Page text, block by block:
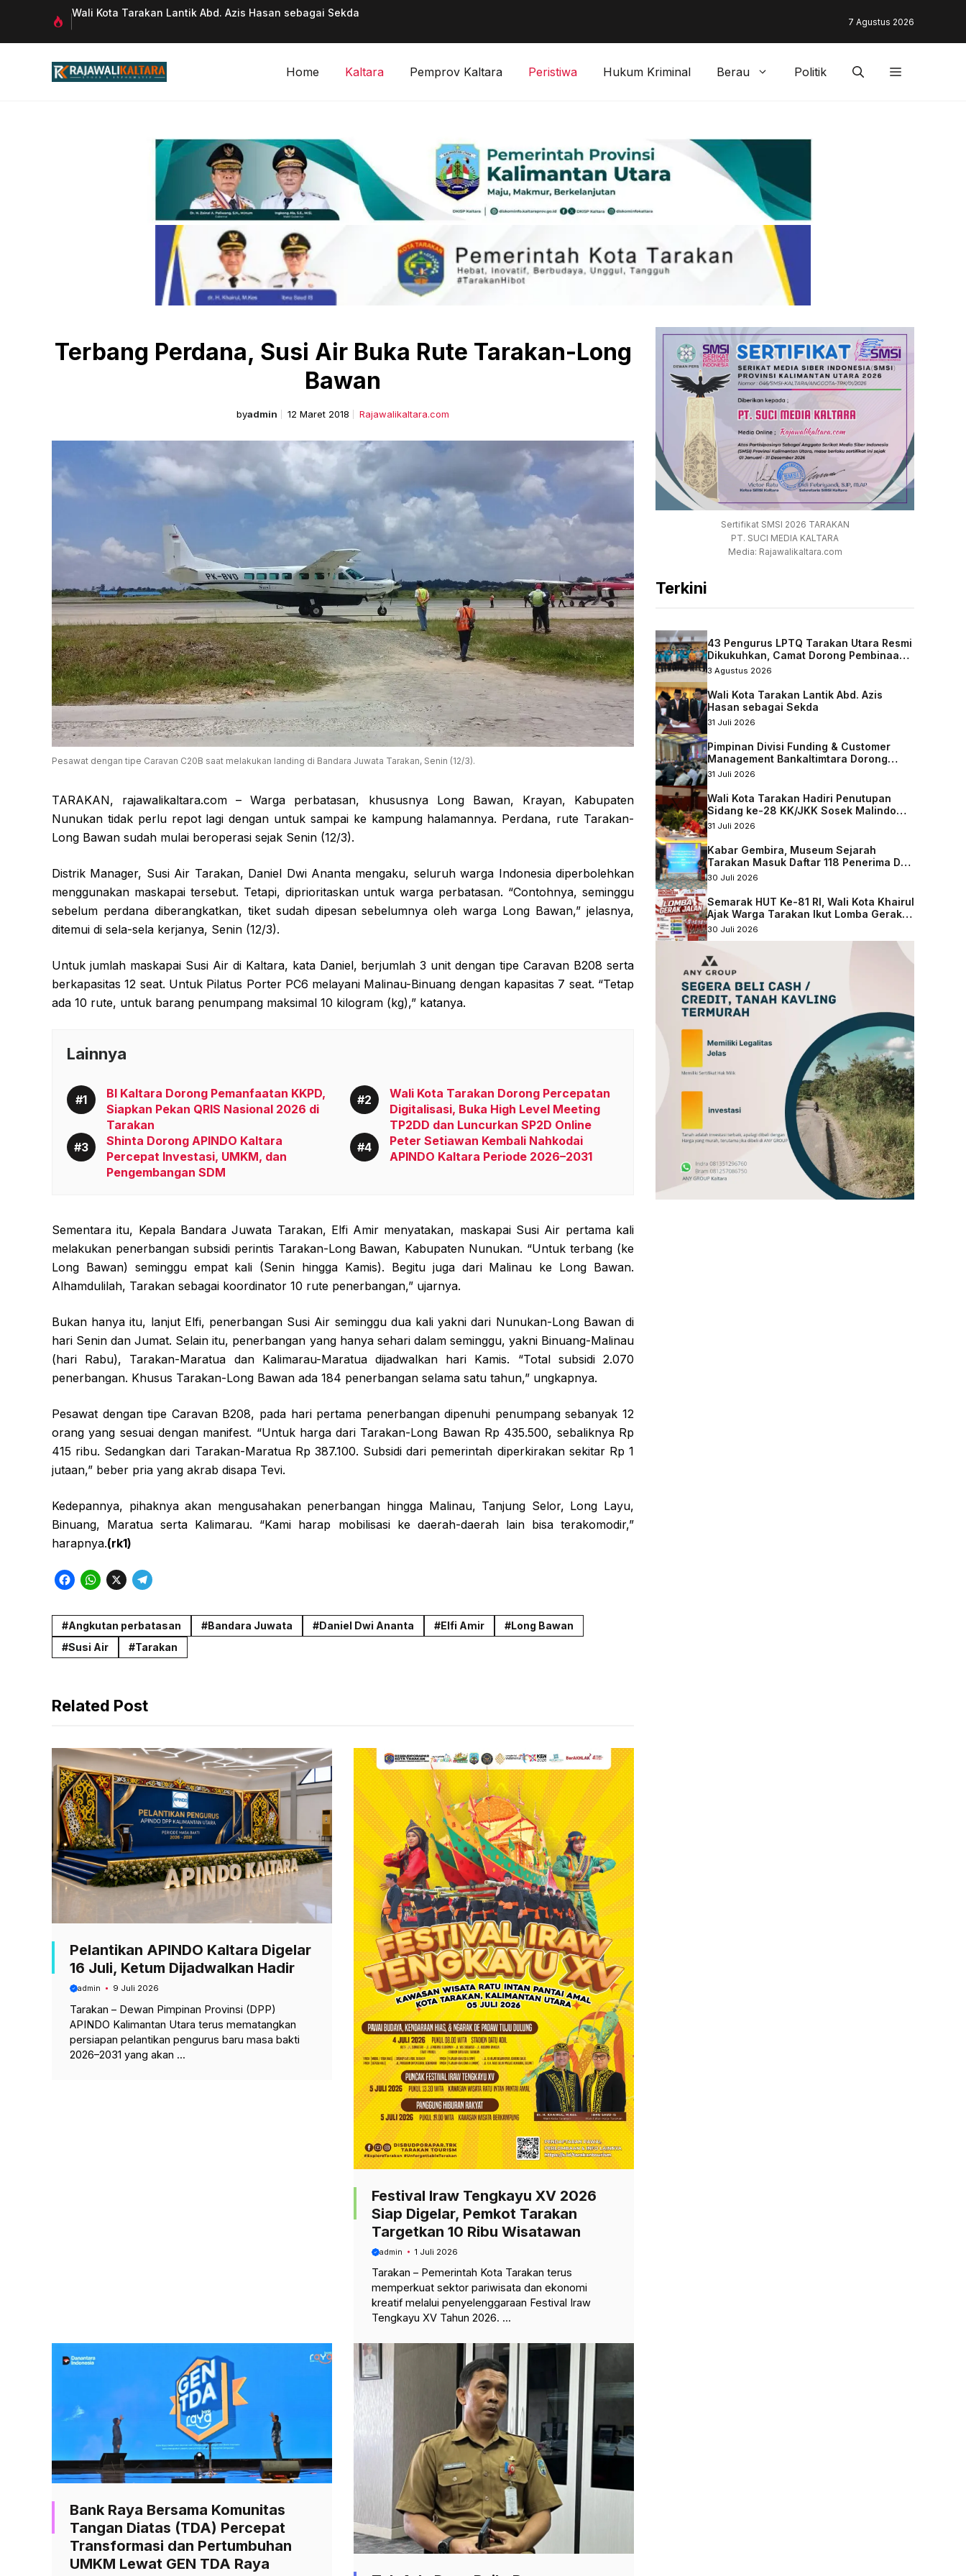
isi
Wali Kota Tarakan Lantik Abd. Azis Hasan sebagai Sekda
7 Agustus 2026
Home Kaltara Pemprov Kaltara Peristiwa Hukum Kriminal Berau Politik
Terbang Perdana, Susi Air Buka Rute Tarakan-Long
Bawan
byadmin 12 Maret 2018 Rajawalikaltara.com
Pesawat dengan tipe Caravan C20B saat melakukan landing di Bandara Juwata Tarakan, Senin (12/3).
TARAKAN, rajawalikaltara.com – Warga perbatasan, khususnya Long Bawan, Krayan, Kabupaten
Nunukan tidak perlu repot lagi dengan untuk sampai ke kampung halamannya. Perdana, rute Tarakan-
Long Bawan sudah mulai beroperasi sejak Senin (12/3).
Distrik Manager, Susi Air Tarakan, Daniel Dwi Ananta mengaku, seluruh warga Indonesia diperbolehkan
menggunakan maskapai tersebut. Tetapi, diprioritaskan untuk warga perbatasan. “Contohnya, seminggu
sebelum perdana diberangkatkan, tiket sudah dipesan sebelumnya oleh warga Long Bawan,” jelasnya,
ditemui di sela-sela kerjanya, Senin (12/3).
Untuk jumlah maskapai Susi Air di Kaltara, kata Daniel, berjumlah 3 unit dengan tipe Caravan B208 serta
berkapasitas 12 seat. Untuk Pilatus Porter PC6 melayani Malinau-Binuang dengan kapasitas 7 seat. “Tetap
ada 10 rute, untuk barang penumpang maksimal 10 kilogram (kg),” katanya.
Lainnya
BI Kaltara Dorong Pemanfaatan KKPD,
Siapkan Pekan QRIS Nasional 2026 di
Tarakan
Wali Kota Tarakan Dorong Percepatan
Digitalisasi, Buka High Level Meeting
TP2DD dan Luncurkan SP2D Online
Shinta Dorong APINDO Kaltara
Percepat Investasi, UMKM, dan
Pengembangan SDM
Peter Setiawan Kembali Nahkodai
APINDO Kaltara Periode 2026–2031
Sementara itu, Kepala Bandara Juwata Tarakan, Elfi Amir menyatakan, maskapai Susi Air pertama kali
melakukan penerbangan subsidi perintis Tarakan-Long Bawan, Kabupaten Nunukan. “Untuk terbang (ke
Long Bawan) seminggu empat kali (Senin hingga Kamis). Begitu juga dari Malinau ke Long Bawan.
Alhamdulilah, Tarakan sebagai koordinator 10 rute penerbangan,” ujarnya.
Bukan hanya itu, lanjut Elfi, penerbangan Susi Air seminggu dua kali yakni dari Nunukan-Long Bawan di
hari Senin dan Jumat. Selain itu, penerbangan yang hanya sehari dalam seminggu, yakni Binuang-Malinau
(hari Rabu), Tarakan-Maratua dan Kalimarau-Maratua dijadwalkan hari Kamis. “Total subsidi 2.070
penerbangan. Khusus Tarakan-Long Bawan ada 184 penerbangan selama satu tahun,” ungkapnya.
Pesawat dengan tipe Caravan B208, pada hari pertama penerbangan dipenuhi penumpang sebanyak 12
orang yang sesuai dengan manifest. “Untuk harga dari Tarakan-Long Bawan Rp 435.500, sebaliknya Rp
415 ribu. Sedangkan dari Tarakan-Maratua Rp 387.100. Subsidi dari pemerintah diperkirakan sekitar Rp 1
jutaan,” beber pria yang akrab disapa Tevi.
Kedepannya, pihaknya akan mengusahakan penerbangan hingga Malinau, Tanjung Selor, Long Layu,
Binuang, Maratua serta Kalimarau. “Kami harap mobilisasi ke daerah-daerah lain bisa terakomodir,”
harapnya.(rk1)
F
c
e
o
W
a
t
p
X
T
l
e
a
Angkutan perbatasan Bandara Juwata Daniel Dwi Ananta Elfi Amir
Long Bawan
Susi Air
Tarakan
Related Post
Pelantikan APINDO Kaltara Digelar
16 Juli, Ketum Dijadwalkan Hadir
admin 9 Juli 2026
Tarakan – Dewan Pimpinan Provinsi (DPP)
APINDO Kalimantan Utara terus mematangkan
persiapan pelantikan pengurus baru masa bakti
2026–2031 yang akan ...
Festival Iraw Tengkayu XV 2026
Siap Digelar, Pemkot Tarakan
Targetkan 10 Ribu Wisatawan
admin 1 Juli 2026
Tarakan – Pemerintah Kota Tarakan terus
memperkuat sektor pariwisata dan ekonomi
kreatif melalui penyelenggaraan Festival Iraw
Tengkayu XV Tahun 2026. ...
Bank Raya Bersama Komunitas
Tangan Diatas (TDA) Percepat
Transformasi dan Pertumbuhan
UMKM Lewat GEN TDA Raya
Sertifikat SMSI 2026 TARAKAN
PT. SUCI MEDIA KALTARA
Media: Rajawalikaltara.com
Terkini
43 Pengurus LPTQ Tarakan Utara Resmi
Dikukuhkan, Camat Dorong Pembinaan
Qurani Berkelanjutan
3 Agustus 2026
Wali Kota Tarakan Lantik Abd. Azis
Hasan sebagai Sekda
31 Juli 2026
Pimpinan Divisi Funding & Customer
Management Bankaltimtara Dorong
Percepatan Digitalisasi Keuangan di
31 Juli 2026
Wali Kota Tarakan Hadiri Penutupan
Sidang ke-28 KK/JKK Sosek Malindo
Tingkat Kaltara–Sabah
31 Juli 2026
Kabar Gembira, Museum Sejarah
Tarakan Masuk Daftar 118 Penerima DAK
Nonfisik 2027
30 Juli 2026
Semarak HUT Ke-81 RI, Wali Kota Khairul
Ajak Warga Tarakan Ikut Lomba Gerak
Jalan
30 Juli 2026